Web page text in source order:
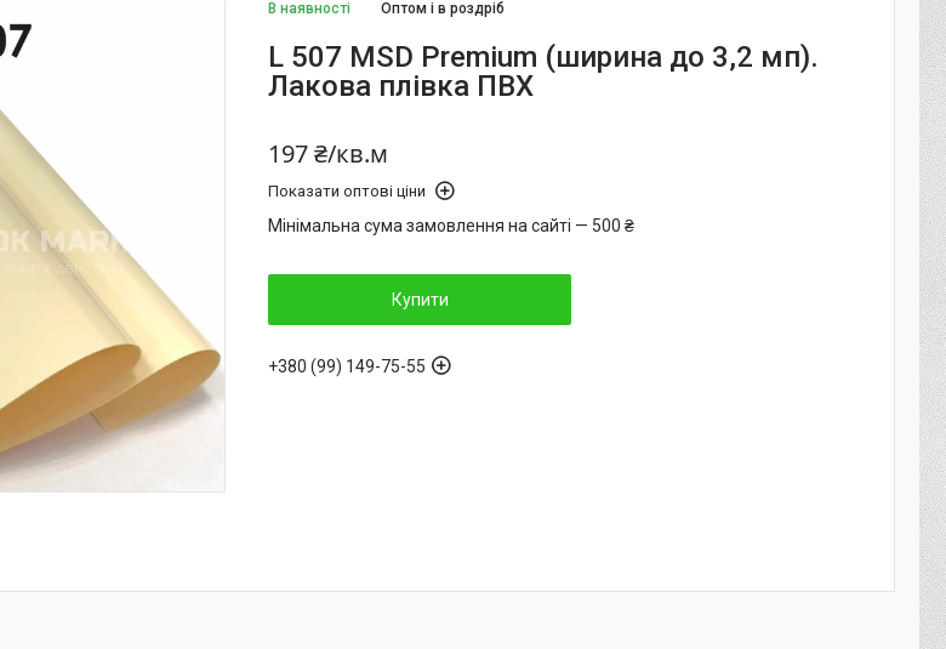
В наявності Оптом і в роздріб
L 507 MSD Premium (ширина до 3,2 мп).
Лакова плівка ПВХ
197 ₴/кв.м
Показати оптові ціни
Мінімальна сума замовлення на сайті — 500 ₴
Купити
+380 (99) 149-75-55